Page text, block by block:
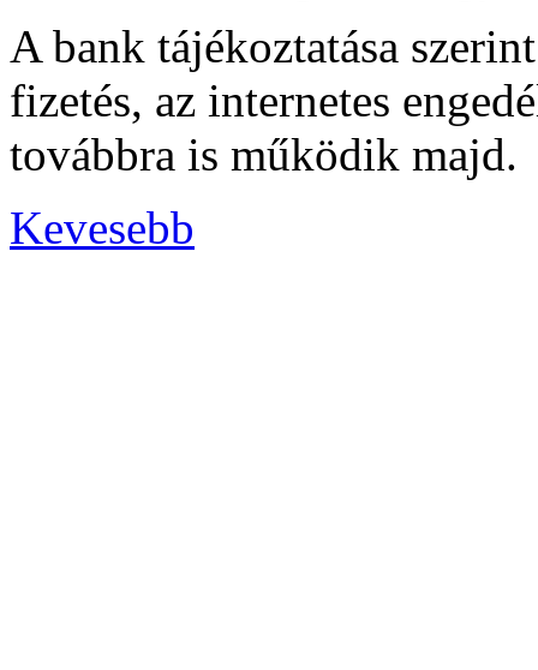
A bank tájékoztatása
fizetés, az internetes
továbbra is működik majd.
Kevesebb